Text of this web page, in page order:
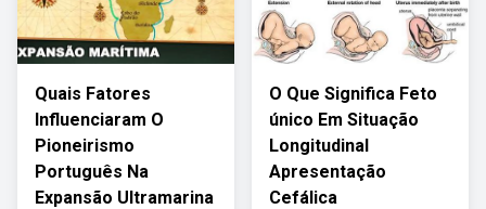
Quais Fatores
Influenciaram O
Pioneirismo
Português Na
Expansão Ultramarina
O Que Significa Feto
único Em Situação
Longitudinal
Apresentação
Cefálica